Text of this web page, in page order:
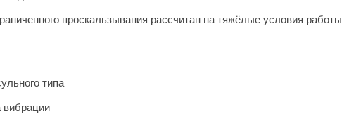
проскальзывания рассчитан на тяжёлые условия работы
типа
вибрации